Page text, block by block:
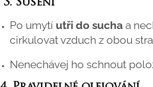
3. Sušení
Po umytí utři do sucha a
cirkulovat vzduch z obou
Nenechávej ho schnout